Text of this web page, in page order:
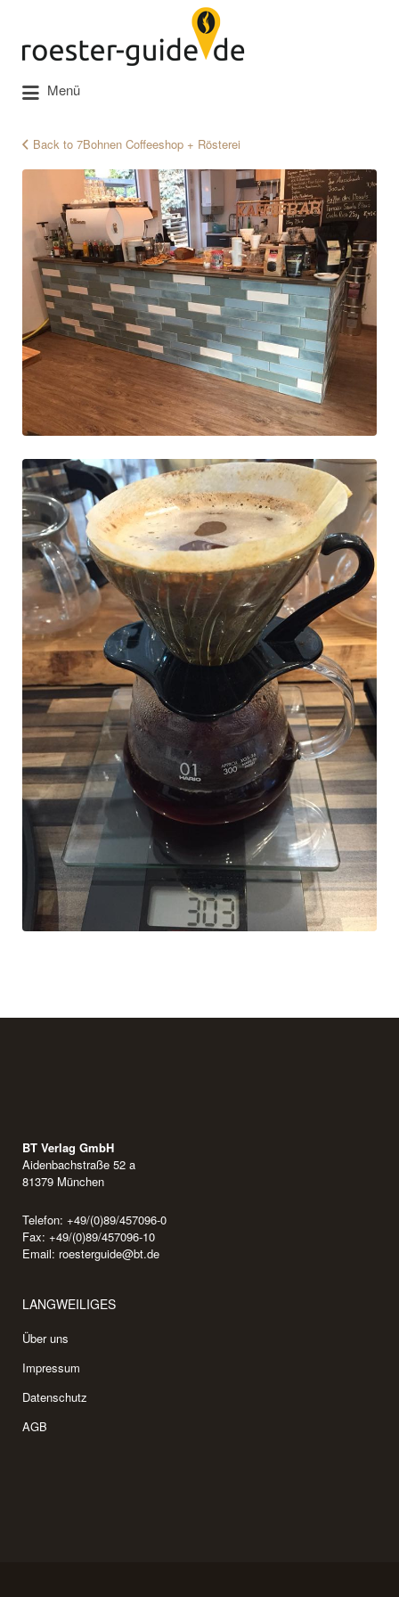
Menü
Back to 7Bohnen Coffeeshop + Rösterei
BT Verlag GmbH
Aidenbachstraße 52 a
81379 München
Telefon: +49/(0)89/457096-0
Fax: +49/(0)89/457096-10
Email: roesterguide@bt.de
LANGWEILIGES
Über uns
Impressum
Datenschutz
AGB